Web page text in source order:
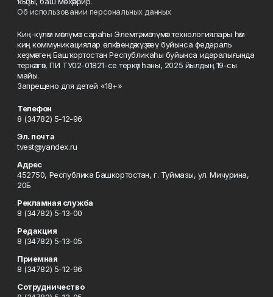
Об использовании персональных данных
Киң-күләм мәғлүмәт сараһы Элемтә, мәғлүмәт технологиялары һәм
киң коммуникациялар өлкәһендә күҙәтеү буйынса федераль
хеҙмәттең Башҡортостан Республикаһы буйынса идаралығында
теркәлгән, ПИ ТУ02-01821-се теркәү һаны, 2025 йылдың 19-сы
майы.
Запрещено для детей «18+»
Телефон
8 (34782) 5-12-96
Эл. почта
tvest@yandex.ru
Адрес
452750, Республика Башкортостан, г. Туймазы, ул. Мичурина,
20Б
Рекламная служба
8 (34782) 5-13-00
Редакция
8 (34782) 5-13-05
Приемная
8 (34782) 5-12-96
Сотрудничество